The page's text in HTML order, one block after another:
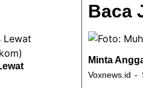
Baca
Minta
Voxnews.id